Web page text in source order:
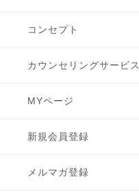
コンセプト
カウンセリングサービス
MYページ
新規会員登録
メルマガ登録